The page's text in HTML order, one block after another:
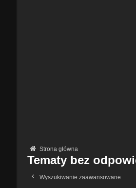
Strona główna
Tematy bez
Wyszukiwanie zaawansowane